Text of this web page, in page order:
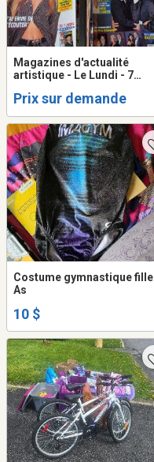
Magazines d'actualité
artistique - Le Lundi - 7
Prix sur demande
Costume gymnastique fille
As
10 $